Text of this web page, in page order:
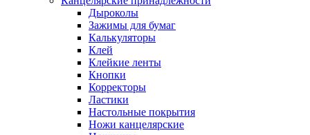
Дыроколы
Зажимы для бумаг
Калькуляторы
Клей
Клейкие ленты
Кнопки
Корректоры
Ластики
Настольные покрытия
Ножи канцелярские